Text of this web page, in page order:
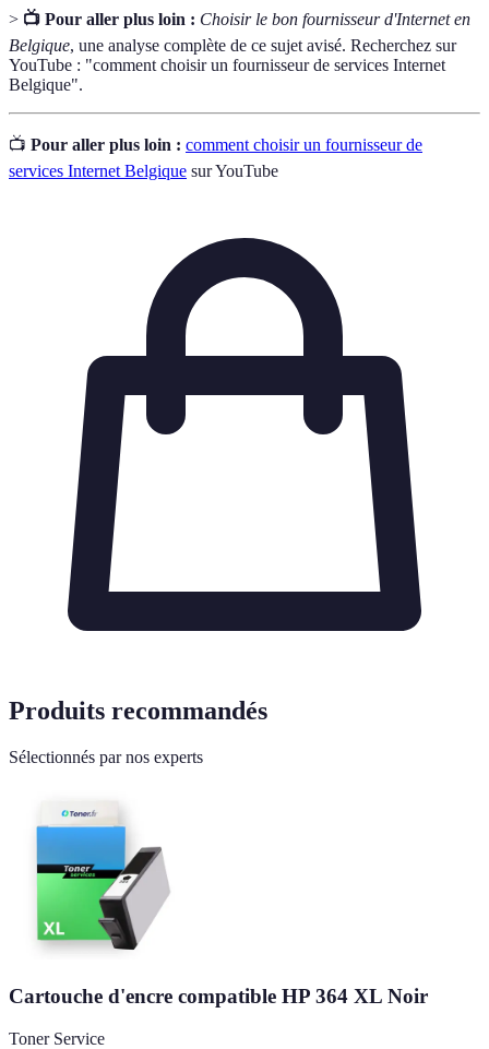
> 📺 Pour aller plus loin : Choisir le bon fournisseur d'Internet en
Belgique, une analyse complète de ce sujet avisé. Recherchez sur
YouTube : "comment choisir un fournisseur de services Internet
Belgique".
📺 Pour aller plus loin : comment choisir un fournisseur de
services Internet Belgique sur YouTube
Produits recommandés
Sélectionnés par nos experts
Cartouche d'encre compatible HP 364 XL Noir
Toner Service